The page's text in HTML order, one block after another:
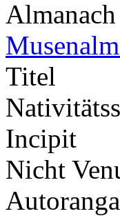
Almanach
Titel
Incipit
Nicht